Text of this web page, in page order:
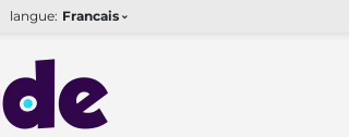
langue: Francais